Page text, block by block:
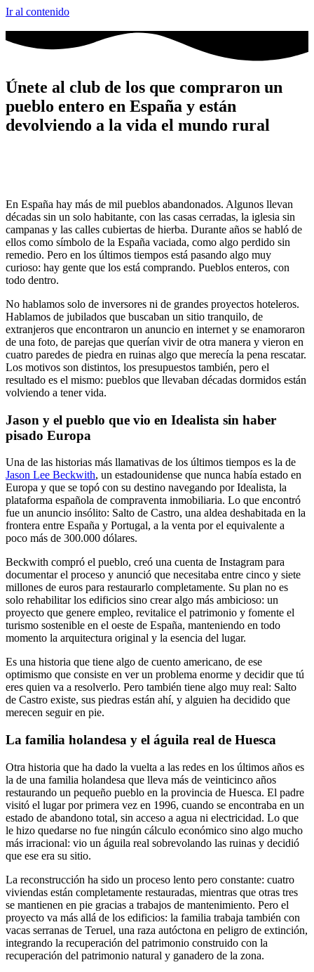
Ir al contenido
Únete al club de los que compraron un
pueblo entero en España y están
devolviendo a la vida el mundo rural
En España hay más de mil pueblos abandonados. Algunos llevan
décadas sin un solo habitante, con las casas cerradas, la iglesia sin
campanas y las calles cubiertas de hierba. Durante años se habló de
ellos como símbolo de la España vaciada, como algo perdido sin
remedio. Pero en los últimos tiempos está pasando algo muy
curioso: hay gente que los está comprando. Pueblos enteros, con
todo dentro.
No hablamos solo de inversores ni de grandes proyectos hoteleros.
Hablamos de jubilados que buscaban un sitio tranquilo, de
extranjeros que encontraron un anuncio en internet y se enamoraron
de una foto, de parejas que querían vivir de otra manera y vieron en
cuatro paredes de piedra en ruinas algo que merecía la pena rescatar.
Los motivos son distintos, los presupuestos también, pero el
resultado es el mismo: pueblos que llevaban décadas dormidos están
volviendo a tener vida.
Jason y el pueblo que vio en Idealista sin haber
pisado Europa
Una de las historias más llamativas de los últimos tiempos es la de
Jason Lee Beckwith, un estadounidense que nunca había estado en
Europa y que se topó con su destino navegando por Idealista, la
plataforma española de compraventa inmobiliaria. Lo que encontró
fue un anuncio insólito: Salto de Castro, una aldea deshabitada en la
frontera entre España y Portugal, a la venta por el equivalente a
poco más de 300.000 dólares.
Beckwith compró el pueblo, creó una cuenta de Instagram para
documentar el proceso y anunció que necesitaba entre cinco y siete
millones de euros para restaurarlo completamente. Su plan no es
solo rehabilitar los edificios sino crear algo más ambicioso: un
proyecto que genere empleo, revitalice el patrimonio y fomente el
turismo sostenible en el oeste de España, manteniendo en todo
momento la arquitectura original y la esencia del lugar.
Es una historia que tiene algo de cuento americano, de ese
optimismo que consiste en ver un problema enorme y decidir que tú
eres quien va a resolverlo. Pero también tiene algo muy real: Salto
de Castro existe, sus piedras están ahí, y alguien ha decidido que
merecen seguir en pie.
La familia holandesa y el águila real de Huesca
Otra historia que ha dado la vuelta a las redes en los últimos años es
la de una familia holandesa que lleva más de veinticinco años
restaurando un pequeño pueblo en la provincia de Huesca. El padre
visitó el lugar por primera vez en 1996, cuando se encontraba en un
estado de abandono total, sin acceso a agua ni electricidad. Lo que
le hizo quedarse no fue ningún cálculo económico sino algo mucho
más irracional: vio un águila real sobrevolando las ruinas y decidió
que ese era su sitio.
La reconstrucción ha sido un proceso lento pero constante: cuatro
viviendas están completamente restauradas, mientras que otras tres
se mantienen en pie gracias a trabajos de mantenimiento. Pero el
proyecto va más allá de los edificios: la familia trabaja también con
vacas serranas de Teruel, una raza autóctona en peligro de extinción,
integrando la recuperación del patrimonio construido con la
recuperación del patrimonio natural y ganadero de la zona.